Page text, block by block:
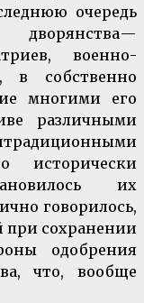
очередь
—
военно-
в собственно
многими его
различными
исторически
их
говорилось,
при сохранении
одобрения
что, вообще